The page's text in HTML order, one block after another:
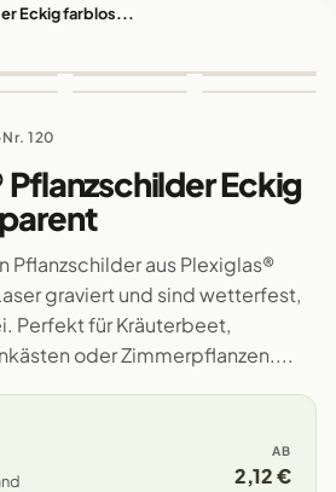
Eckig farblos...
120
Pflanzschilder Eckig
Pflanzschilder aus Plexiglas®
graviert und sind wetterfest,
Perfekt für Kräuterbeet,
oder Zimmerpflanzen....
AB
2,12 €